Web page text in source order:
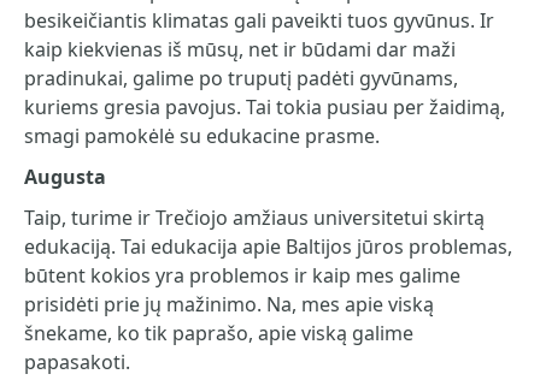
besikeičiantis klimatas gali paveikti tuos gyvūnus. Ir
kaip kiekvienas iš mūsų, net ir būdami dar maži
pradinukai, galime po truputį padėti gyvūnams,
kuriems gresia pavojus. Tai tokia pusiau per žaidimą,
smagi pamokėlė su edukacine prasme.
Augusta
Taip, turime ir Trečiojo amžiaus universitetui skirtą
edukaciją. Tai edukacija apie Baltijos jūros problemas,
būtent kokios yra problemos ir kaip mes galime
prisidėti prie jų mažinimo. Na, mes apie viską
šnekame, ko tik paprašo, apie viską galime
papasakoti.